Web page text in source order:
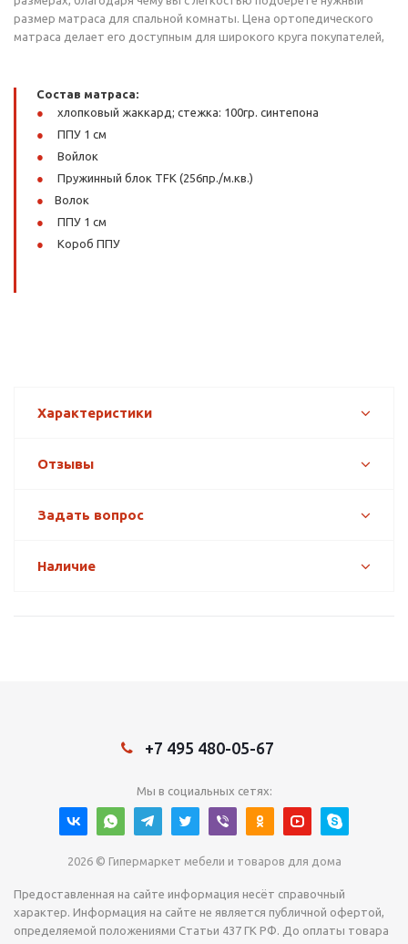
размер матраса для спальной комнаты. Цена ортопедического
матраса делает его доступным для широкого круга покупателей,
Состав матраса:
хлопковый жаккард; стежка: 100гр. синтепона
ППУ 1 см
Войлок
Пружинный блок TFK (256пр./м.кв.)
Волок
ППУ 1 см
Короб ППУ
Характеристики
Отзывы
Задать вопрос
Наличие
+7 495 480-05-67
Мы в социальных сетях:
2026 © Гипермаркет мебели и товаров для дома
Предоставленная на сайте информация несёт справочный
характер. Информация на сайте не является публичной офертой,
определяемой положениями Статьи 437 ГК РФ. До оплаты товара